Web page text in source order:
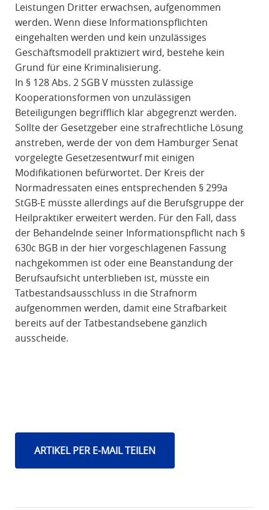
Leistungen Dritter erwachsen, aufgenommen
werden. Wenn diese Informationspflichten
eingehalten werden und kein unzulässiges
Geschäftsmodell praktiziert wird, bestehe kein
Grund für eine Kriminalisierung.
In § 128 Abs. 2 SGB V müssten zulässige
Kooperationsformen von unzulässigen
Beteiligungen begrifflich klar abgegrenzt werden.
Sollte der Gesetzgeber eine strafrechtliche Lösung
anstreben, werde der von dem Hamburger Senat
vorgelegte Gesetzesentwurf mit einigen
Modifikationen befürwortet. Der Kreis der
Normadressaten eines entsprechenden § 299a
StGB-E müsste allerdings auf die Berufsgruppe der
Heilpraktiker erweitert werden. Für den Fall, dass
der Behandelnde seiner Informationspflicht nach §
630c BGB in der hier vorgeschlagenen Fassung
nachgekommen ist oder eine Beanstandung der
Berufsaufsicht unterblieben ist, müsste ein
Tatbestandsausschluss in die Strafnorm
aufgenommen werden, damit eine Strafbarkeit
bereits auf der Tatbestandsebene gänzlich
ausscheide.
ARTIKEL PER E-MAIL TEILEN